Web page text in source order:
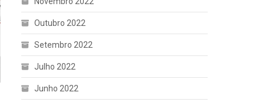
Outubro 2022
Setembro 2022
Julho 2022
Junho 2022